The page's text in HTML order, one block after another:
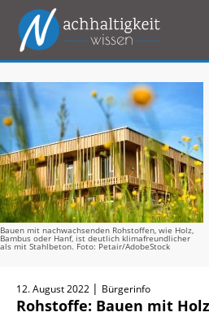
Zum
springen
Bauen mit nachwachsenden Rohstoffen, wie Holz,
Bambus oder Hanf, ist deutlich klimafreundlicher
als mit Stahlbeton. Foto: Petair/AdobeStock
12. August 2022 | Bürgerinfo
Rohstoffe: Bauen mit